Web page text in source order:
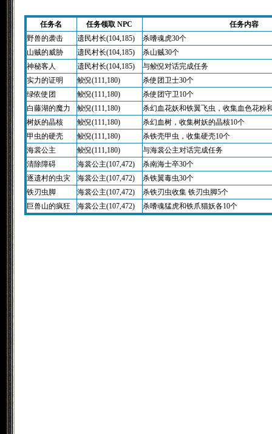
任务名 任务领取 NPC
任务内容
野兽的袭击
遗民村长(104,185)
杀嗜魂虎30个
山贼的威胁
遗民村长(104,185)
杀山贼30个
神秘客人
遗民村长(104,185)
与鲛倪对话完成任务
实力的证明
鲛倪(111,180)
杀使团卫士30个
绿依使团
鲛倪(111,180)
杀使团守卫10个
白藤湖的魔力
鲛倪(111,180)
杀幻血花妖和铁翼飞虫，收集血色花粉
树妖的晶核
鲛倪(111,180)
杀幻血树，收集树妖的晶核10个
甲虫的硬壳
鲛倪(111,180)
杀铁壳甲虫，收集硬壳10个
海裳公主
鲛倪(111,180)
与海裳公主对话完成任务
清除障碍
海裳公主(107,472)
杀南海士卒30个
逐遗村的虫灾
海裳公主(107,472)
杀铁翼毒虫30个
铁刃虫脚
海裳公主(107,472)
杀铁刃虫收集 铁刃虫脚5个
巨兽山的疯狂
海裳公主(107,472) 杀嗜魂猛虎和铁爪猫妖各10个